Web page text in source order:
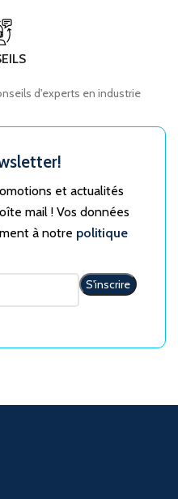
d'experts en industrie
et actualités
mail ! Vos données
à notre politique